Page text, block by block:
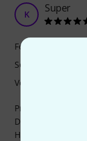
K Super
Preis-Leistung =
Die Mikros sind
Halterungen und
Features
Sound
Verarbeitung